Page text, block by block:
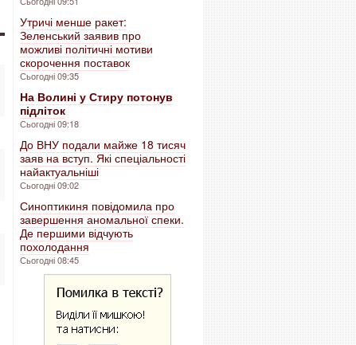
Утричі менше ракет:
Зеленський заявив про
можливі політичні мотиви
скорочення поставок
Сьогодні 09:35
На Волині у Стиру потонув
підліток
Сьогодні 09:18
До ВНУ подали майже 18 тисяч
заяв на вступ. Які спеціальності
найактуальніші
Сьогодні 09:02
Синоптикиня повідомила про
завершення аномальної спеки.
Де першими відчують
похолодання
Сьогодні 08:45